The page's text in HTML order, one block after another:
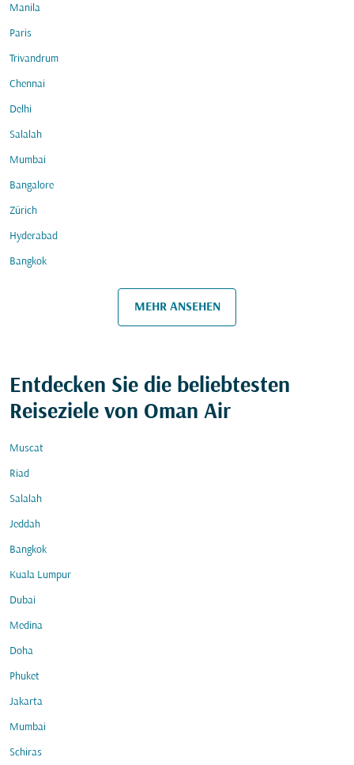
Manila
Paris
Trivandrum
Chennai
Delhi
Salalah
Mumbai
Bangalore
Zürich
Hyderabad
Bangkok
MEHR ANSEHEN
Entdecken Sie die beliebtesten
Reiseziele von Oman Air
Muscat
Riad
Salalah
Jeddah
Bangkok
Kuala Lumpur
Dubai
Medina
Doha
Phuket
Jakarta
Mumbai
Schiras